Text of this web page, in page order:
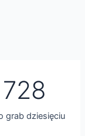
grab dziesięciu